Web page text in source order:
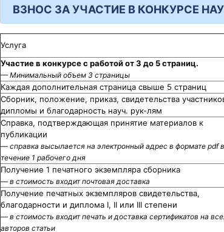
ВЗНОС ЗА УЧАСТИЕ В КОНКУРСЕ
Услуга
Участие в конкурсе с работой от 3 до 5 страниц.
— Минимальный объем 3 страницы
Каждая дополнительная страница свыше 5 страниц
Сборник, положение, приказ, свидетельства
дипломы и благодарность науч. рук-лям
Справка, подтверждающая принятие материалов к
публикации
— справка высылается на электронный адрес в формате pdf в
течение 1 рабочего дня
Получение 1 печатного экземпляра сборника
— в стоимость входит почтовая доставка
Получение печатных экземпляров свидетельства,
благодарности и диплома I, II или III степени
— в стоимость входит печать и доставка сертификатов на
авторов статьи